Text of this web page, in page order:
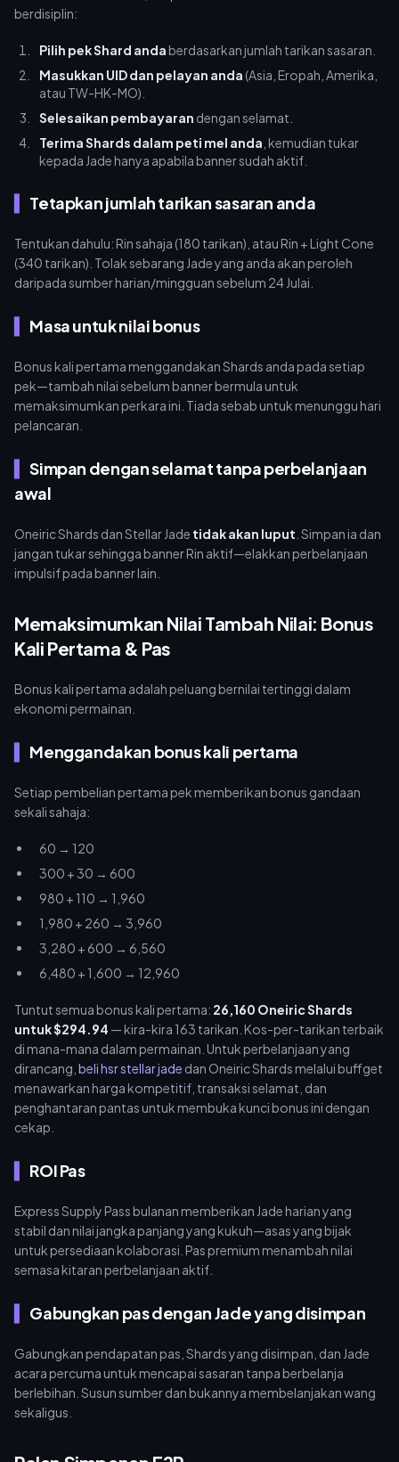
berdisiplin:
Pilih pek Shard andaberdasarkan jumlah tarikan sasaran.
Masukkan UID dan pelayan anda (Asia, Eropah, Amerika,
atau TW-HK-MO).
Selesaikan pembayaran dengan selamat.
Terima Shards dalam peti mel anda , kemudian tukar
kepada Jade hanya apabila banner sudah aktif.
Tetapkan jumlah tarikan sasaran anda
Tentukan dahulu: Rin sahaja (180 tarikan), atau Rin + Light Cone
(340 tarikan). Tolak sebarang Jade yang anda akan peroleh
daripada sumber harian/mingguan sebelum 24 Julai.
Masa untuk nilai bonus
Bonus kali pertama menggandakan Shards anda pada setiap
pek—tambah nilai sebelum banner bermula untuk
memaksimumkan perkara ini. Tiada sebab untuk menunggu hari
pelancaran.
Simpan dengan selamat tanpa perbelanjaan
awal
Oneiric Shards dan Stellar Jade tidak akan luput . Simpan ia dan
jangan tukar sehingga banner Rin aktif—elakkan perbelanjaan
impulsif pada banner lain.
Memaksimumkan Nilai Tambah Nilai: Bonus
Kali Pertama & Pas
Bonus kali pertama adalah peluang bernilai tertinggi dalam
ekonomi permainan.
Menggandakan bonus kali pertama
Setiap pembelian pertama pek memberikan bonus gandaan
sekali sahaja:
60 → 120
300 + 30 → 600
980 + 110 → 1,960
1,980 + 260 → 3,960
3,280 + 600 → 6,560
6,480 + 1,600 → 12,960
Tuntut semua bonus kali pertama: 26,160 Oneiric Shards
untuk $294.94 — kira-kira 163 tarikan. Kos-per-tarikan terbaik
di mana-mana dalam permainan. Untuk perbelanjaan yang
dirancang, beli hsr stellar jade dan Oneiric Shards melalui buffget
menawarkan harga kompetitif, transaksi selamat, dan
penghantaran pantas untuk membuka kunci bonus ini dengan
cekap.
ROI Pas
Express Supply Pass bulanan memberikan Jade harian yang
stabil dan nilai jangka panjang yang kukuh—asas yang bijak
untuk persediaan kolaborasi. Pas premium menambah nilai
semasa kitaran perbelanjaan aktif.
Gabungkan pas dengan Jade yang disimpan
Gabungkan pendapatan pas, Shards yang disimpan, dan Jade
acara percuma untuk mencapai sasaran tanpa berbelanja
berlebihan. Susun sumber dan bukannya membelanjakan wang
sekaligus.